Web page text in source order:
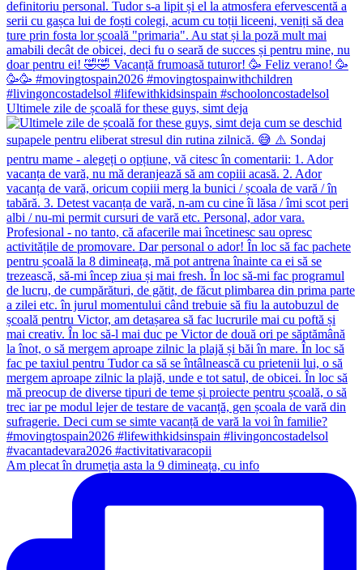
Ultimele zile de școală for these guys, simt deja
Am plecat în drumeția asta la 9 dimineața, cu info